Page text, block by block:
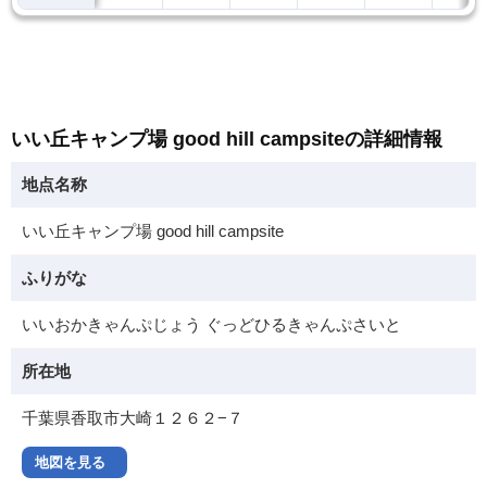
いい丘キャンプ場 good hill campsiteの詳細情報
地点名称
いい丘キャンプ場 good hill campsite
ふりがな
いいおかきゃんぷじょう ぐっどひるきゃんぷさいと
所在地
千葉県香取市大崎１２６２−７
地図を見る